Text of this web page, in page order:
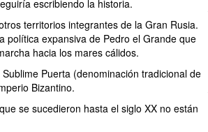
escribiendo la historia.
territorios integrantes de la Gran Rusia.
política expansiva de Pedro el Grande que
hacia los mares cálidos.
Puerta (denominación tradicional de
Bizantino.
se sucedieron hasta el siglo XX no están